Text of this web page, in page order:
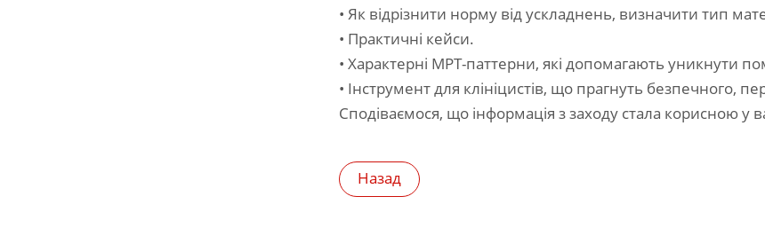
• Як відрізнити норму від ускладнень, визначити тип
• Практичні кейси.
• Характерні МРТ-паттерни, які допомагають уникнути
• Інструмент для клініцистів, що прагнуть безпечного,
Сподіваємося, що інформація з заходу стала корисною у
Назад